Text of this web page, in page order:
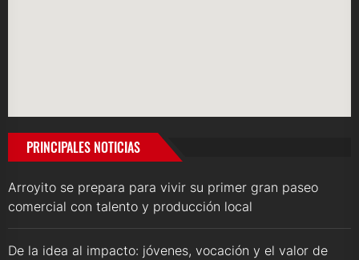
PRINCIPALES NOTICIAS
Arroyito se prepara para vivir su primer gran paseo
comercial con talento y producción local
De la idea al impacto: jóvenes, vocación y el valor de